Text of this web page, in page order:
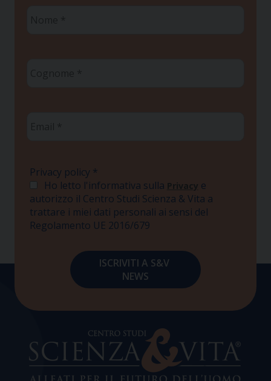
Privacy policy *
Ho letto l'informativa sulla Privacy e
autorizzo il Centro Studi Scienza & Vita a
trattare i miei dati personali ai sensi del
Regolamento UE 2016/679